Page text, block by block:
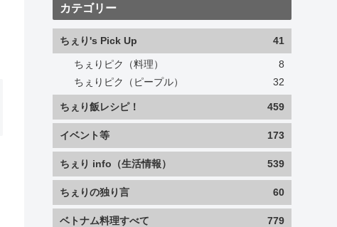
カテゴリー
ちぇり's Pick Up 41
ちぇりピク（料理）
8
ちぇりピク（ピープル）
32
ちぇり飯レシピ！ 459
イベント等 173
ちぇり info（生活情報） 539
ちぇりの独り言 60
ベトナム料理すべて 779